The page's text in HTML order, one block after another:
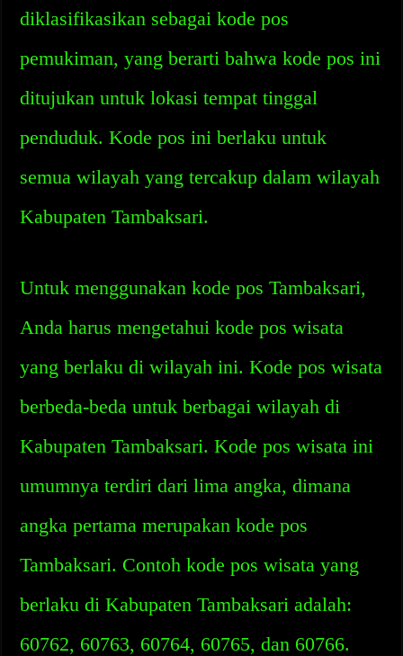
diklasifikasikan sebagai kode pos
pemukiman, yang berarti bahwa kode pos ini
ditujukan untuk lokasi tempat tinggal
penduduk. Kode pos ini berlaku untuk
semua wilayah yang tercakup dalam wilayah
Kabupaten Tambaksari.
Untuk menggunakan kode pos Tambaksari,
Anda harus mengetahui kode pos wisata
yang berlaku di wilayah ini. Kode pos wisata
berbeda-beda untuk berbagai wilayah di
Kabupaten Tambaksari. Kode pos wisata ini
umumnya terdiri dari lima angka, dimana
angka pertama merupakan kode pos
Tambaksari. Contoh kode pos wisata yang
berlaku di Kabupaten Tambaksari adalah:
60762, 60763, 60764, 60765, dan 60766.